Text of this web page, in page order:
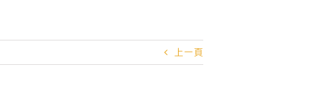
上一頁